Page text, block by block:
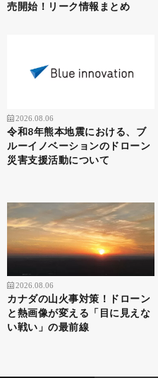
売開始！リーク情報まとめ
2026.08.06
令和8年熊本地震における、ブ
ルーイノベーションのドローン
災害支援活動について
2026.08.06
カナダの山火事対策！ドローン
と熱画像が変える「目に見えな
い戦い」の最前線